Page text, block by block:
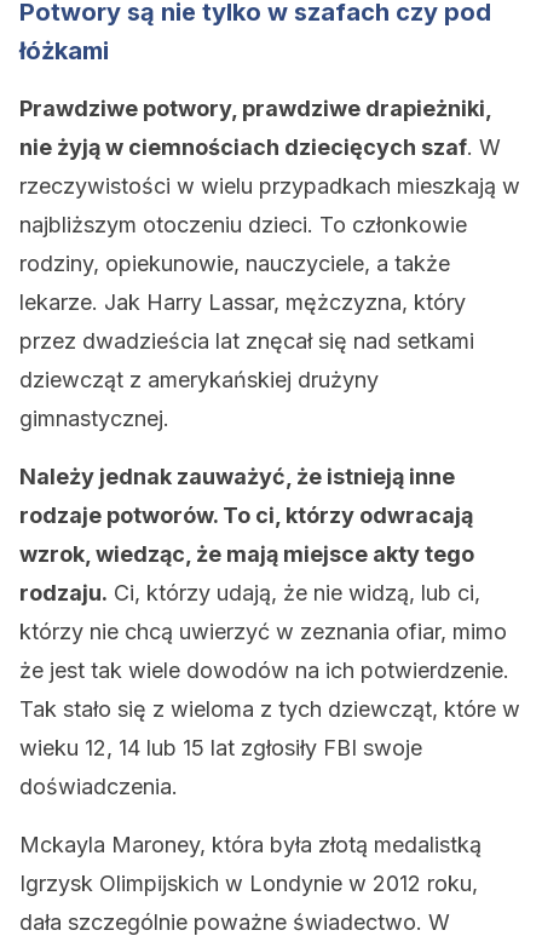
Potwory są nie tylko w szafach czy pod
łóżkami
Prawdziwe potwory, prawdziwe drapieżniki,
nie żyją w ciemnościach dziecięcych szaf. W
rzeczywistości w wielu przypadkach mieszkają w
najbliższym otoczeniu dzieci. To członkowie
rodziny, opiekunowie, nauczyciele, a także
lekarze. Jak Harry Lassar, mężczyzna, który
przez dwadzieścia lat znęcał się nad setkami
dziewcząt z amerykańskiej drużyny
gimnastycznej.
Należy jednak zauważyć, że istnieją inne
rodzaje potworów. To ci, którzy odwracają
wzrok, wiedząc, że mają miejsce akty tego
rodzaju. Ci, którzy udają, że nie widzą, lub ci,
którzy nie chcą uwierzyć w zeznania ofiar, mimo
że jest tak wiele dowodów na ich potwierdzenie.
Tak stało się z wieloma z tych dziewcząt, które w
wieku 12, 14 lub 15 lat zgłosiły FBI swoje
doświadczenia.
Mckayla Maroney, która była złotą medalistką
Igrzysk Olimpijskich w Londynie w 2012 roku,
dała szczególnie poważne świadectwo. W